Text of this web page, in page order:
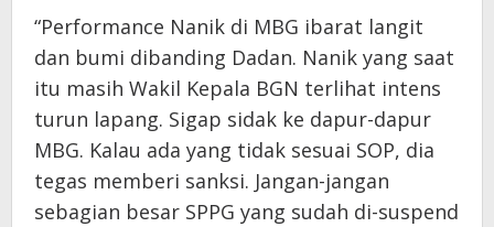
“Performance Nanik di MBG ibarat langit
dan bumi dibanding Dadan. Nanik yang saat
itu masih Wakil Kepala BGN terlihat intens
turun lapang. Sigap sidak ke dapur-dapur
MBG. Kalau ada yang tidak sesuai SOP, dia
tegas memberi sanksi. Jangan-jangan
sebagian besar SPPG yang sudah di-suspend